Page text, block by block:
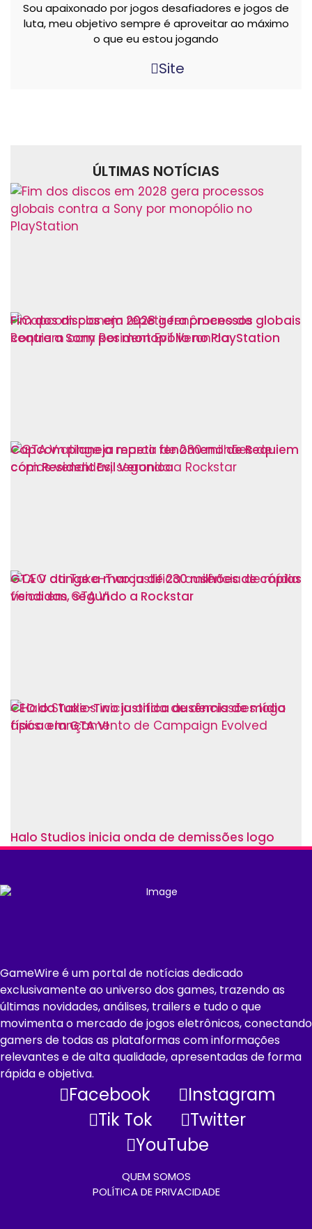
Sou apaixonado por jogos desafiadores e jogos de
luta, meu objetivo sempre é aproveitar ao máximo
o que eu estou jogando
Site
ÚLTIMAS NOTÍCIAS
Fim dos discos em 2028 gera processos globais
contra a Sony por monopólio no PlayStation
Capcom planeja repetir fenômeno de Requiem
com Resident Evil Veronica
GTA V atinge a marca de 230 milhões de cópias
vendidas, segundo a Rockstar
CEO da Take-Two justifica ausência de mídia
física em GTA VI
Halo Studios inicia onda de demissões logo
após o lançamento de Campaign Evolved
GameWire é um portal de notícias dedicado
exclusivamente ao universo dos games, trazendo as
últimas novidades, análises, trailers e tudo o que
movimenta o mercado de jogos eletrônicos, conectando
gamers de todas as plataformas com informações
relevantes e de alta qualidade, apresentadas de forma
rápida e objetiva.
Facebook
Instagram
Tik Tok
Twitter
YouTube
QUEM SOMOS
POLÍTICA DE PRIVACIDADE